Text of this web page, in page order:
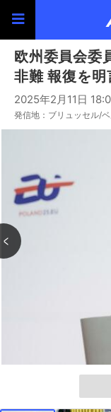
欧州委員会委
非難 報復を明
2025年2月11日
発信地：ブリュッセル/